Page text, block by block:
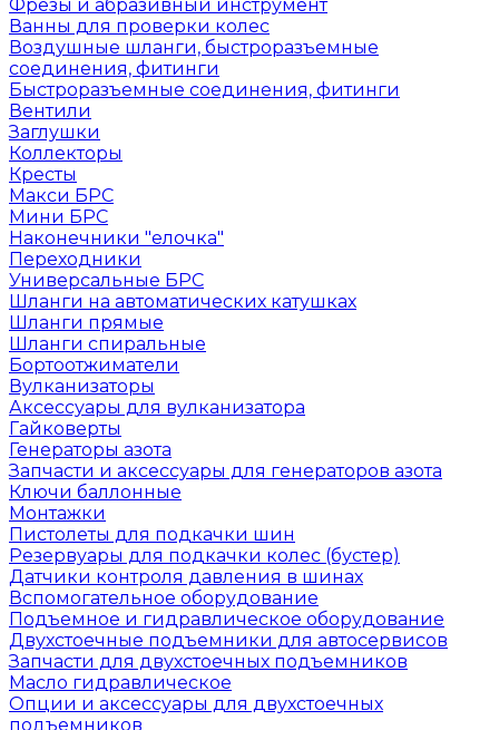
Фрезы и абразивный инструмент
Ванны для проверки колес
Воздушные шланги, быстроразъемные
соединения, фитинги
Быстроразъемные соединения, фитинги
Вентили
Заглушки
Коллекторы
Кресты
Макси БРС
Мини БРС
Наконечники "елочка"
Переходники
Универсальные БРС
Шланги на автоматических катушках
Шланги прямые
Шланги спиральные
Бортоотжиматели
Вулканизаторы
Аксессуары для вулканизатора
Гайковерты
Генераторы азота
Запчасти и аксессуары для генераторов азота
Ключи баллонные
Монтажки
Пистолеты для подкачки шин
Резервуары для подкачки колес (бустер)
Датчики контроля давления в шинах
Вспомогательное оборудование
Подъемное и гидравлическое оборудование
Двухстоечные подъемники для автосервисов
Запчасти для двухстоечных подъемников
Масло гидравлическое
Опции и аксессуары для двухстоечных
подъемников